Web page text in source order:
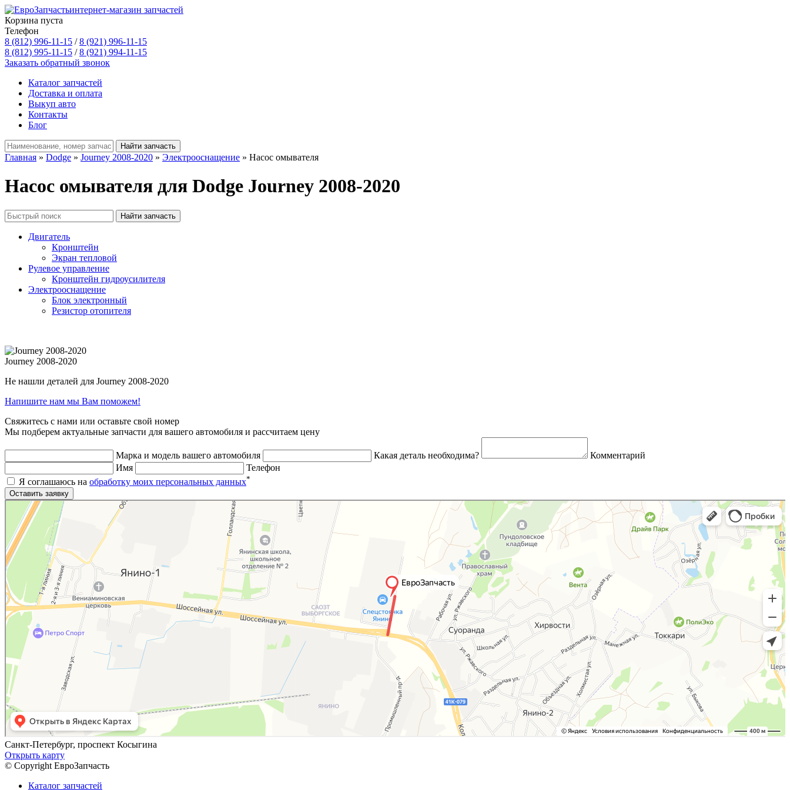
интернет-магазин запчастей
Корзина пуста
Телефон
8 (812) 996-11-15 /8 (921) 996-11-15
8 (812) 995-11-15 /8 (921) 994-11-15
Заказать обратный звонок
Каталог запчастей
Доставка и оплата
Выкуп авто
Контакты
Блог
Главная » Dodge » Journey 2008-2020 » Электрооснащение » Насос омывателя
Насос омывателя для Dodge Journey 2008-2020
Двигатель
Кронштейн
Экран тепловой
Рулевое управление
Кронштейн гидроусилителя
Электрооснащение
Блок электронный
Резистор отопителя
Journey 2008-2020
Не нашли деталей для Journey 2008-2020
Напишите нам мы Вам поможем!
Свяжитесь с нами или оставьте свой номер
Мы подберем актуальные запчасти для вашего автомобиля и рассчитаем цену
Марка и модель вашего автомобиля Какая деталь необходима?
Комментарий
Имя
Телефон
Я соглашаюсь на обработку моих персональных данных*
Яндекс.Карты
Яндекс.Карты — поиск мест и адресов, городской транспорт
Санкт-Петербург, проспект Косыгина
Открыть карту
© Copyright ЕвроЗапчасть
Каталог запчастей